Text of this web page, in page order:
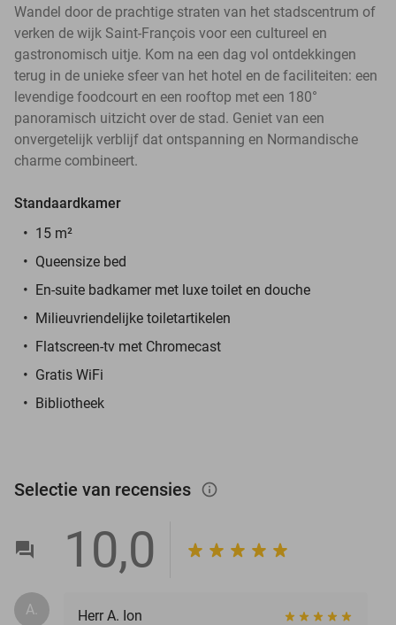
Wandel door de prachtige straten van het stadscentrum of
verken de wijk Saint-François voor een cultureel en
gastronomisch uitje. Kom na een dag vol ontdekkingen
terug in de unieke sfeer van het hotel en de faciliteiten: een
levendige foodcourt en een rooftop met een 180°
panoramisch uitzicht over de stad. Geniet van een
onvergetelijk verblijf dat ontspanning en Normandische
charme combineert.
Standaardkamer
15 m²
Queensize bed
En-suite badkamer met luxe toilet en douche
Milieuvriendelijke toiletartikelen
Flatscreen-tv met Chromecast
Gratis WiFi
Bibliotheek
Selectie van recensies info_outlined
10,0
A. Herr A. Ion